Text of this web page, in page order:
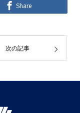
Share
次の記事